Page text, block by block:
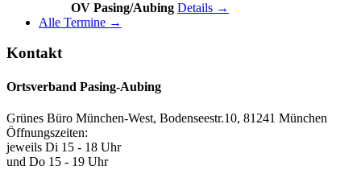
OV Pasing/Aubing Details →
Alle Termine →
Kontakt
Ortsverband Pasing-Aubing
Grünes Büro München-West, Bodenseestr.10, 81241 München
Öffnungszeiten:
jeweils Di 15 - 18 Uhr
und Do 15 - 19 Uhr